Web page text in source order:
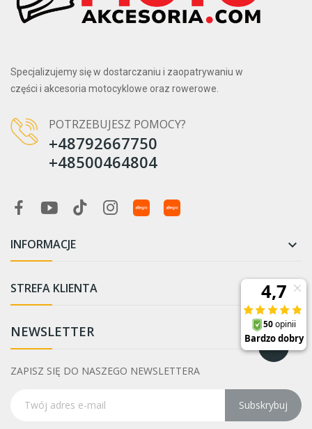
Specjalizujemy się w dostarczaniu i zaopatrywaniu w
części i akcesoria motocyklowe oraz rowerowe.
POTRZEBUJESZ POMOCY?
+48792667750
+48500464804
INFORMACJE 
STREFA KLIENTA 
NEWSLETTER
ZAPISZ SIĘ DO NASZEGO NEWSLETTERA
Subskrybuj